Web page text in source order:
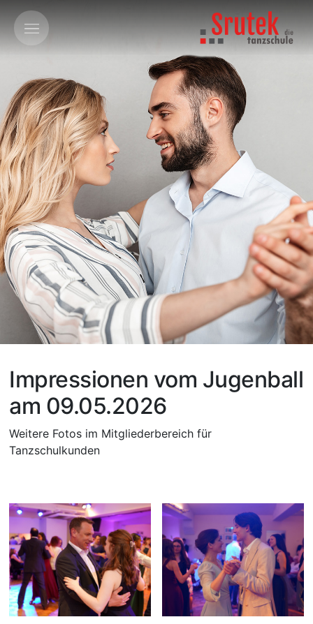
Impressionen vom Jugenball
am 09.05.2026
Weitere Fotos im Mitgliederbereich für
Tanzschulkunden